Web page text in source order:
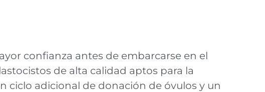
confianza antes de embarcarse en el
de alta calidad aptos para la
ciclo adicional de donación de óvulos y un